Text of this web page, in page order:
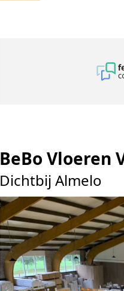
BeBo Vloeren
Dichtbij Almelo